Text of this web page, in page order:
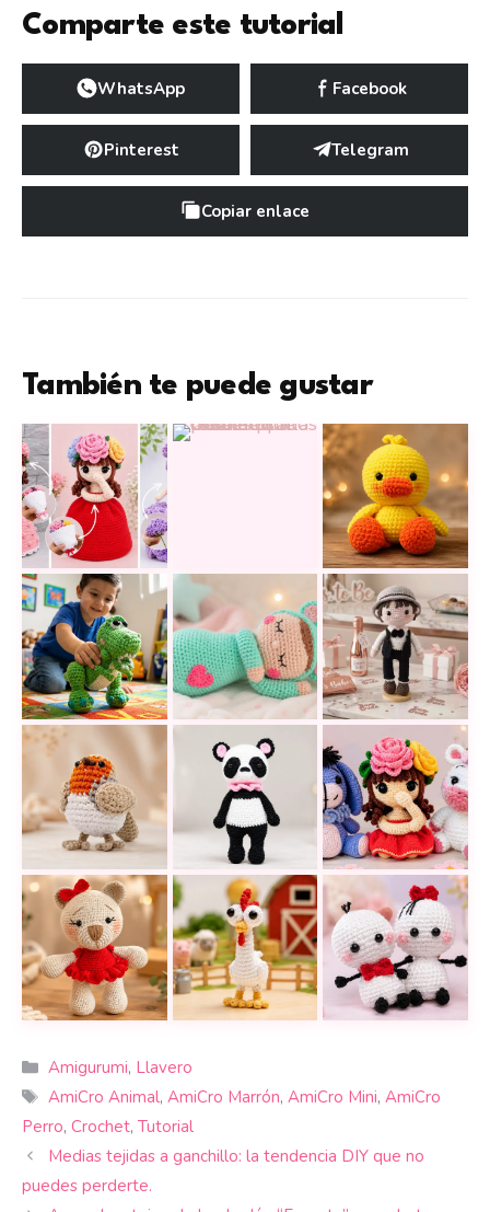
Comparte este tutorial
WhatsApp Facebook
Pinterest Telegram
Copiar enlace
También te puede gustar
17 muñecas reversibles a crochet que esconden
Dulces caballitos a crochet que
Este pato
Rex de Toy Story en crochet: teje un amigurumi
Cómo tejer un amigurumi de
Un amigurumi de
Teje un tierno pájaro pelirrojo amigurumi inspirado
Teje este panda amigurumi lleno
18 amigurumis a
Teje una osita amigurumi tan dulce que se
La gallina amigurumi a crochet
Teje a Bigli y
Categorías
Amigurumi, Llavero
Etiquetas
AmiCro Animal, AmiCro Marrón, AmiCro Mini, AmiCro
Perro, Crochet, Tutorial
Medias tejidas a ganchillo: la tendencia DIY que no
puedes perderte.